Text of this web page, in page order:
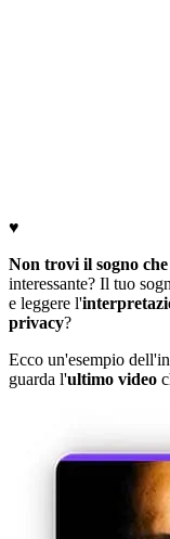
♥
Non trovi il sogno
interessante? Il tuo
e leggere l'
privacy?
Ecco un'esempio
guarda l'ultimo video